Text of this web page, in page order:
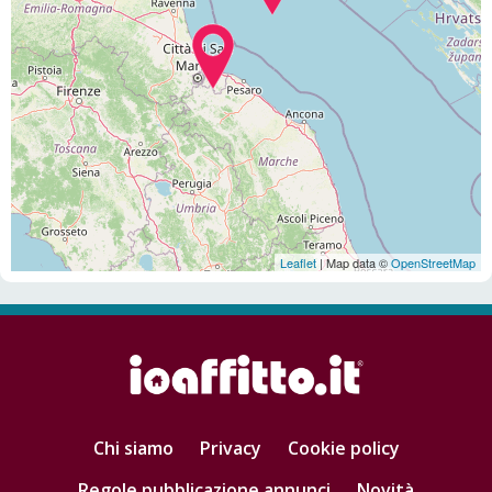
Leaflet | Map data ©OpenStreetMap
Chi siamo Privacy
Cookie policy